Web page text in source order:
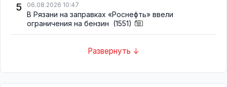
5 06.08.2026 10:47
В Рязани на заправках «Роснефть» ввели
ограничения на бензин (1551)
Развернуть ↓